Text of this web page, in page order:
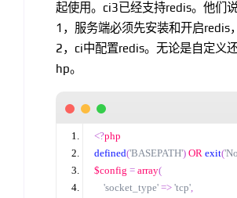
起使用。ci3已经支持redis。他们
1，服务端必须先安装和开启redis
2，ci中配置redis。无论是自定义
hp。
<?php
defined('BASEPATH') OR exit(
$config = array(
'socket_type' => 'tcp',